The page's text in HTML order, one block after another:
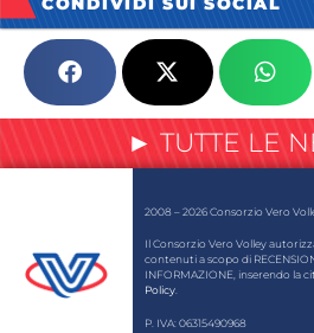
► TUTTE LE
2008 – 2026 Consorzio Vero
Il Consorzio Vero Volley
contenuti a scopo di
INFORMAZIONE, inserendo la
Policy.
P. IVA: 06315490968